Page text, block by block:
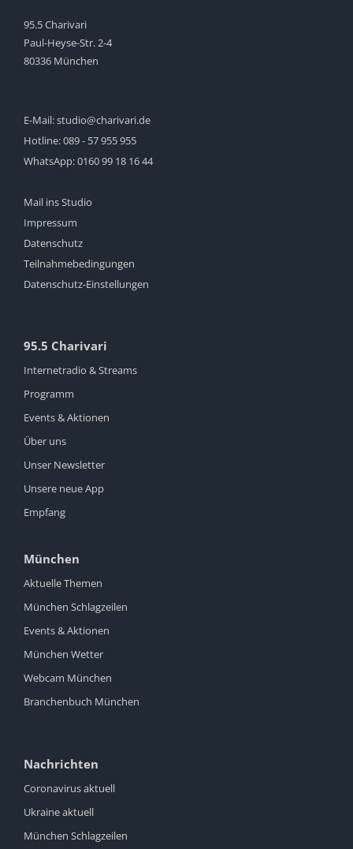
95.5 Charivari
Paul-Heyse-Str. 2-4
80336 München
E-Mail:studio@charivari.de
Hotline:089 - 57 955 955
WhatsApp:0160 99 18 16 44
Mail ins Studio
Impressum
Datenschutz
Teilnahmebedingungen
Datenschutz-Einstellungen
95.5 Charivari
Internetradio & Streams
Programm
Events & Aktionen
Über uns
Unser Newsletter
Unsere neue App
Empfang
München
Aktuelle Themen
München Schlagzeilen
Events & Aktionen
München Wetter
Webcam München
Branchenbuch München
Nachrichten
Coronavirus aktuell
Ukraine aktuell
München Schlagzeilen